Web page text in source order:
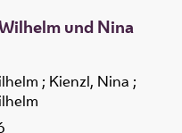
und Nina
; Kienzl, Nina ;